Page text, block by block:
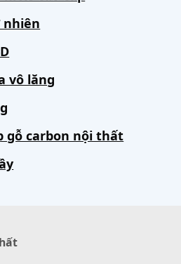
nhiên
vô lăng
gỗ carbon nội thất